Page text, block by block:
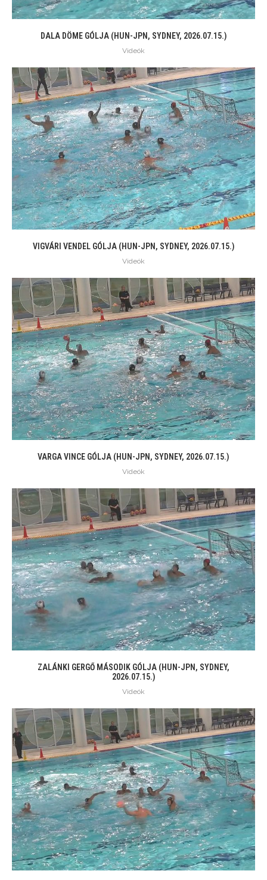
DALA DÖME GÓLJA (HUN-JPN, SYDNEY, 2026.07.15.)
Videók
VIGVÁRI VENDEL GÓLJA (HUN-JPN, SYDNEY, 2026.07.15.)
Videók
VARGA VINCE GÓLJA (HUN-JPN, SYDNEY, 2026.07.15.)
Videók
ZALÁNKI GERGŐ MÁSODIK GÓLJA (HUN-JPN, SYDNEY,
2026.07.15.)
Videók